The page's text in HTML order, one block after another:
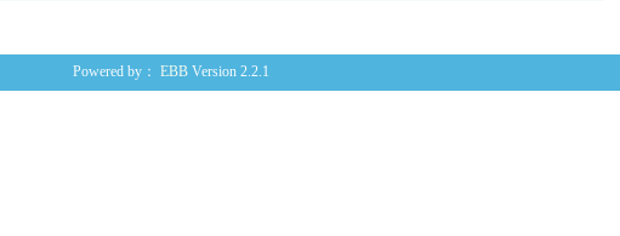
Powered by： EBB Version 2.2.1